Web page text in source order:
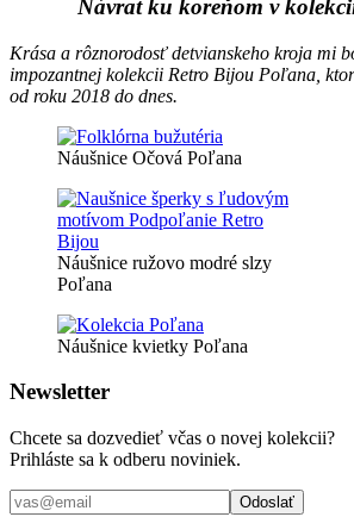
Návrat ku koreňom v
Krása a rôznorodosť detvianskeho kroja mi
impozantnej kolekcii Retro Bijou Poľana,
od roku 2018 do dnes.
Náušnice Očová Poľana
Náušnice ružovo modré slzy
Poľana
Náušnice kvietky Poľana
Newsletter
Chcete sa dozvedieť včas o novej kolekcii?
Prihláste sa k odberu noviniek.
Odoslať